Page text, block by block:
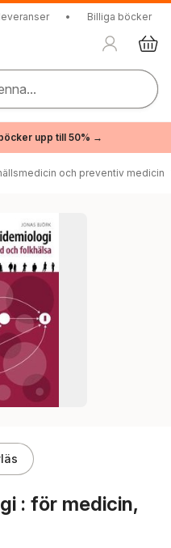
• Billiga böcker
upp till 50% →
och preventiv medicin
: för medicin,